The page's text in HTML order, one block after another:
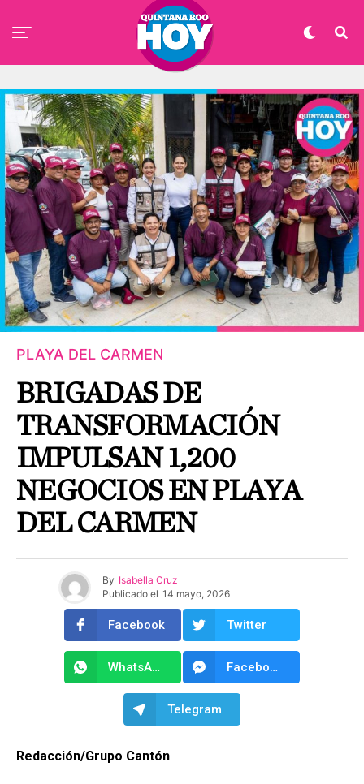
PLAYA DEL CARMEN
BRIGADAS DE
TRANSFORMACIÓN
IMPULSAN 1,200
NEGOCIOS EN PLAYA
DEL CARMEN
By Isabella Cruz
Publicado el 14 mayo, 2026
Facebook Twitter
WhatsApp Facebook Messenger
Telegram
Redacción/Grupo Cantón